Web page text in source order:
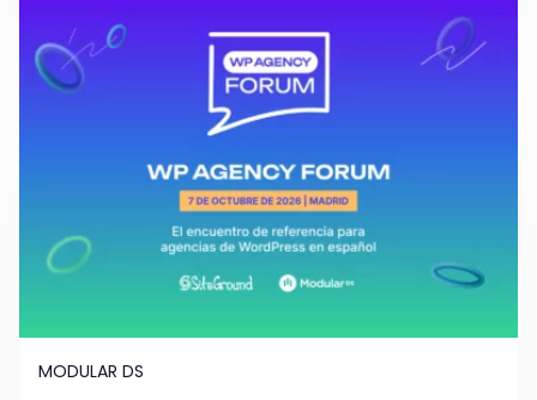
MODULAR DS